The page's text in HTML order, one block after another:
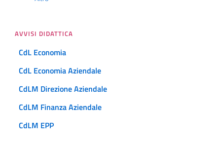
AVVISI DIDATTICA
CdL Economia
CdL Economia Aziendale
CdLM Direzione Aziendale
CdLM Finanza Aziendale
CdLM EPP